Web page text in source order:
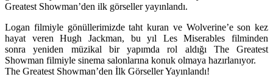
Greatest Showman’den ilk görseller yayınlandı.
Logan filmiyle gönüllerimizde taht kuran ve Wolverine’e son kez
hayat veren Hugh Jackman, bu yıl Les Miserables filminden
sonra yeniden müzikal bir yapımda rol aldığı The Greatest
Showman filmiyle sinema salonlarına konuk olmaya hazırlanıyor.
The Greatest Showman’den İlk Görseller Yayınlandı!